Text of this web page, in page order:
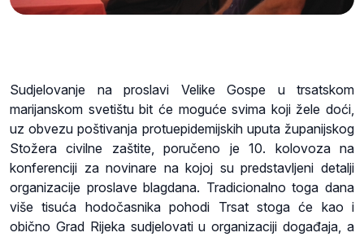
Sudjelovanje na proslavi Velike Gospe u trsatskom
marijanskom svetištu bit će moguće svima koji žele doći,
uz obvezu poštivanja protuepidemijskih uputa županijskog
Stožera civilne zaštite, poručeno je 10. kolovoza na
konferenciji za novinare na kojoj su predstavljeni detalji
organizacije proslave blagdana. Tradicionalno toga dana
više tisuća hodočasnika pohodi Trsat stoga će kao i
obično Grad Rijeka sudjelovati u organizaciji događaja, a